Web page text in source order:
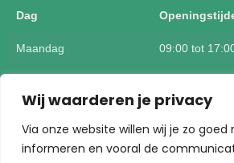
Wij waarderen je privacy
Via onze website willen wij je zo goed
informeren en vooral de
Dag
Maandag 09:00 tot
Donderdag 09:00 tot